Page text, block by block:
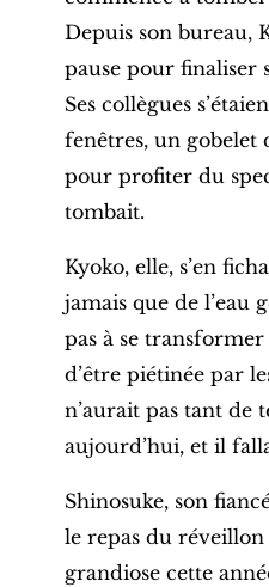
Depuis son bureau,
pause pour finaliser
Ses collègues
fenêtres, un gobelet
pour profiter du
tombait.
Kyoko, elle, s’en
jamais que de l’eau
pas à se
d’être piétinée par
n’aurait pas tant de
aujourd’hui, et il
Shinosuke, son
le repas du réveillon
grandiose cette